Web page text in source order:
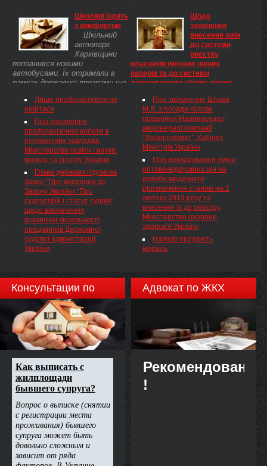
транспортного засобу, якого
зупинили працівники
Державтоінспекції. У нього є
привід для розпачу, випивши та
сівши за кермо, ...
Школярі їздять
з комфортом
Шкільний
автопарк
Харківщини
поповнився новими
автобусами. Їх отримали в
рамках державної програми ще
Лозівський, Первомайський,
Сахновщинський,
Близнюківський і Борівський. ...
Лише профілактикою не
обійтися
Про посилення
профілактичної роботи в
інтернатних закладах,
Міністерство освіти і науки,
молоді та спорту України
Глава держави підписав
Закон "Про внесення до
Закону України "Про
судоустрій і статус суддів"
щодо визначення
граничної чисельності
працівників Державної
судової адміністрації
України
Станом на 19 липня
держбюджет отримав 125,8
мільйона гривень дивідендів. ...
Щодо
зупинення
внесення змін
до системи
реєстру
власників іменних цінних
паперів та до системи
депозитарного обліку цінних
акціонерним товариством
"Постачальник", Національна
комісія з цінних паперів та
фондового ринку
Щодо зупинення внесення
змін до системи реєстру
власників іменних цінних
паперів та до системи
депозитарного обліку цінних
паперів, випущених Відкритим
акціонерним товариством
"Постачальник"
Про звільнення Шпака
М.В. з посади голови
правління Національної
акціонерної компанії
“Украгролізинг”, Кабінет
Міністрів України
Про декларування зміни
оптово-відпускних цін на
вироби медичного
призначення станом на 1
лютого 2013 року та
внесення їх до реєстру,
Міністерство охорони
здоров'я України
Навіщо продають
мораль
Консультации по
недвижимости
Адвокат по ЖКХ
Рекомендовано
!